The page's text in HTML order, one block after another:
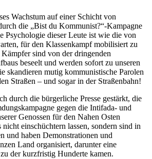
Wachstum auf einer Schicht von
die „Bist du Kommunist?“-Kampagne
Psychologie dieser Leute ist wie die von
für den Klassenkampf mobilisiert zu
sind von der dringenden
beseelt und werden sofort zu unseren
skandieren mutig kommunistische Parolen
Straßen – und sogar in der Straßenbahn!
durch die bürgerliche Presse gestärkt, die
gegen die Intifada- und
Genossen für den Nahen Osten
nicht einschüchtern lassen, sondern sind in
und haben Demonstrationen und
Land organisiert, darunter eine
der kurzfristig Hunderte kamen.